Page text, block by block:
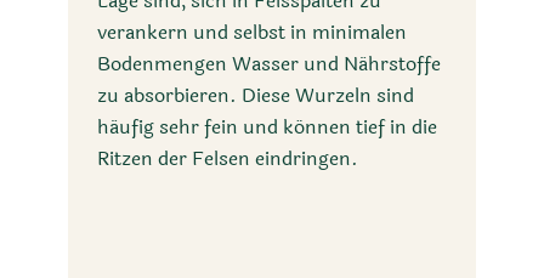
verankern und selbst in minimalen
Bodenmengen Wasser und Nährstoffe
zu absorbieren. Diese Wurzeln sind
häufig sehr fein und können tief in die
Ritzen der Felsen eindringen.